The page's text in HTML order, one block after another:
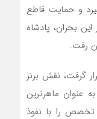
و حمایت قاطع
بحران، پادشاه
رفت.
گرفت، نقش برنز
او به عنوان ماهرترین
را با نفوذ